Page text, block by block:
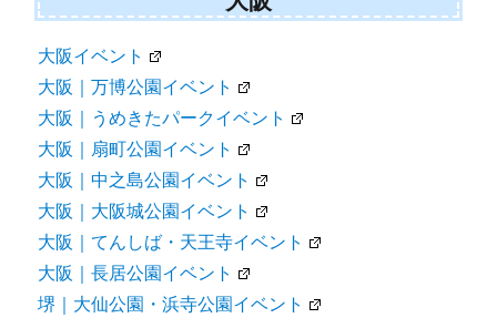
大阪イベント
大阪｜万博公園イベント
大阪｜うめきたパークイベント
大阪｜扇町公園イベント
大阪｜中之島公園イベント
大阪｜大阪城公園イベント
大阪｜てんしば・天王寺イベント
大阪｜長居公園イベント
堺｜大仙公園・浜寺公園イベント